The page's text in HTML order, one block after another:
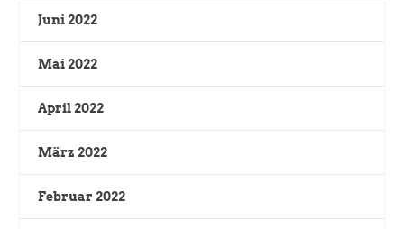
Juni 2022
Mai 2022
April 2022
März 2022
Februar 2022